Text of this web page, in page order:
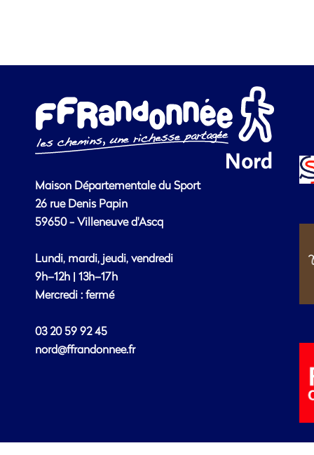
Maison Départementale du Sport
26 rue Denis Papin
59650 - Villeneuve d'Ascq
Lundi, mardi, jeudi, vendredi
9h–12h | 13h–17h
Mercredi : fermé
03 20 59 92 45
nord@ffrandonnee.fr